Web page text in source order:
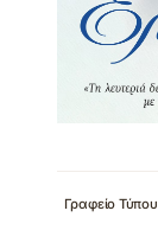
Γραφείο Τύπου